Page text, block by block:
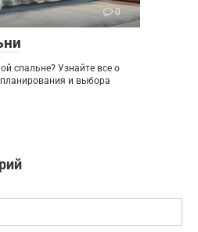
0
спальне? Узнайте все о
и выбора